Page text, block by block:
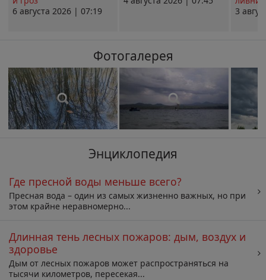
6 августа 2026 | 07:19
3
Фотогалерея
Энциклопедия
Где пресной воды меньше всего?
Пресная вода – один из самых жизненно важных, но при
этом крайне неравномерно...
Длинная тень лесных пожаров: дым, воздух и
здоровье
Дым от лесных пожаров может распространяться на
тысячи километров, пересекая...